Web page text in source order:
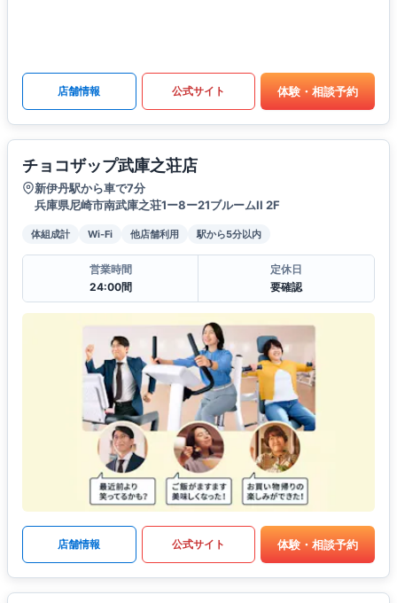
店舗情報 公式サイト 体験・相談予約
チョコザップ武庫之荘店
新伊丹駅から車で7分
兵庫県尼崎市南武庫之荘1ー8ー21ブルームII 2F
体組成計 Wi-Fi 他店舗利用 駅から5分以内
営業時間
24:00間
定休日
要確認
店舗情報 公式サイト 体験・相談予約